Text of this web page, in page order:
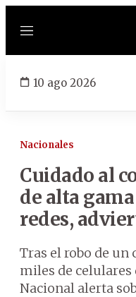
Menú
10 ago 2026
Nacionales
Cuidado al
de alta
redes,
Tras el robo de
miles de celulares
Nacional alerta